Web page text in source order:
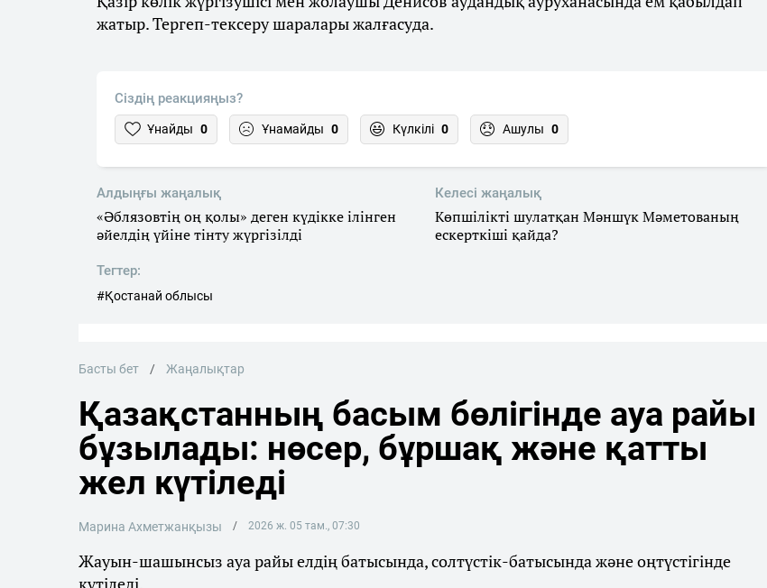
жатыр. Тергеп-тексеру шаралары жалғасуда.
Сіздің реакцияңыз?
Ұнайды 0 Ұнамайды 0 Күлкілі 0 Ашулы 0
Алдыңғы жаңалық
«Әблязовтің оң қолы» деген күдікке ілінген
әйелдің үйіне тінту жүргізілді
Келесі жаңалық
Көпшілікті шулатқан Мәншүк Мәметованың
ескерткіші қайда?
Тегтер:
#Қостанай облысы
Басты бет Жаңалықтар
Қазақстанның басым бөлігінде ауа райы
бұзылады: нөсер, бұршақ және қатты
жел күтіледі
Марина Ахметжанқызы 2026 ж. 05 там., 07:30
Жауын-шашынсыз ауа райы елдің батысында, солтүстік-батысында және оңтүстігінде
күтіледі.